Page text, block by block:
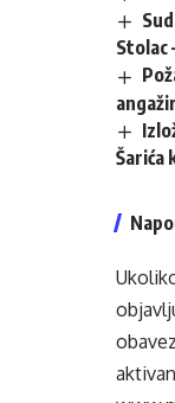
Stolac
Šarića